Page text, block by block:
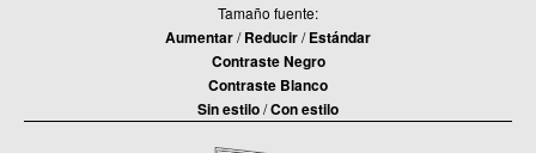
Tamaño fuente:
Aumentar/Reducir/Estándar
Contraste Negro
Contraste Blanco
Sin estilo/Con estilo